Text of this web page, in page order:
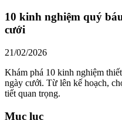
10 kinh nghiệm quý
cưới
21/02/2026
Khám phá 10 kinh nghiệm
ngày cưới. Từ lên kế hoạch,
tiết quan trọng.
Mục lục